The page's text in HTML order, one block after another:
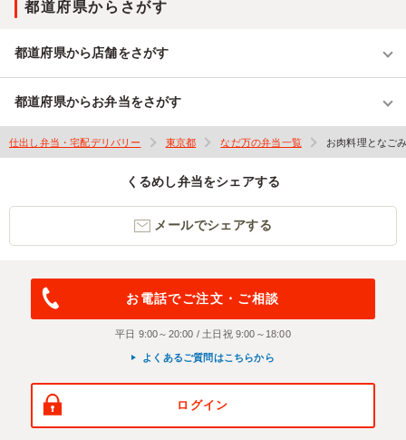
都道府県からさがす
都道府県から店舗をさがす
都道府県からお弁当をさがす
仕出し弁当・宅配デリバリー 東京都 なだ万の弁当一覧 お肉料理となご
くるめし弁当をシェアする
メールでシェアする
お電話でご注文・ご相談
平日 9:00～20:00 / 土日祝 9:00～18:00
よくあるご質問はこちらから
ログイン